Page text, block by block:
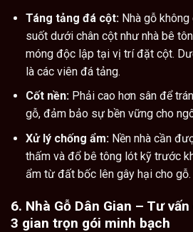
Táng tảng đá cột:Nhà gỗ không
suốt dưới chân cột như nhà bê
móng độc lập tại vị trí đặt cột.
là các viên đá tảng.
Cốt nền:Phải cao hơn sân để
gỗ, đảm bảo sự bền vững cho
Xử lý chống ẩm:Nền nhàcần
thấm và đổ bê tông lót kỹ trước
ẩm từ đất bốc lên gây hại cho gỗ.
6. Nhà Gỗ Dân Gian – Tư
3 gian trọn gói minh bạch